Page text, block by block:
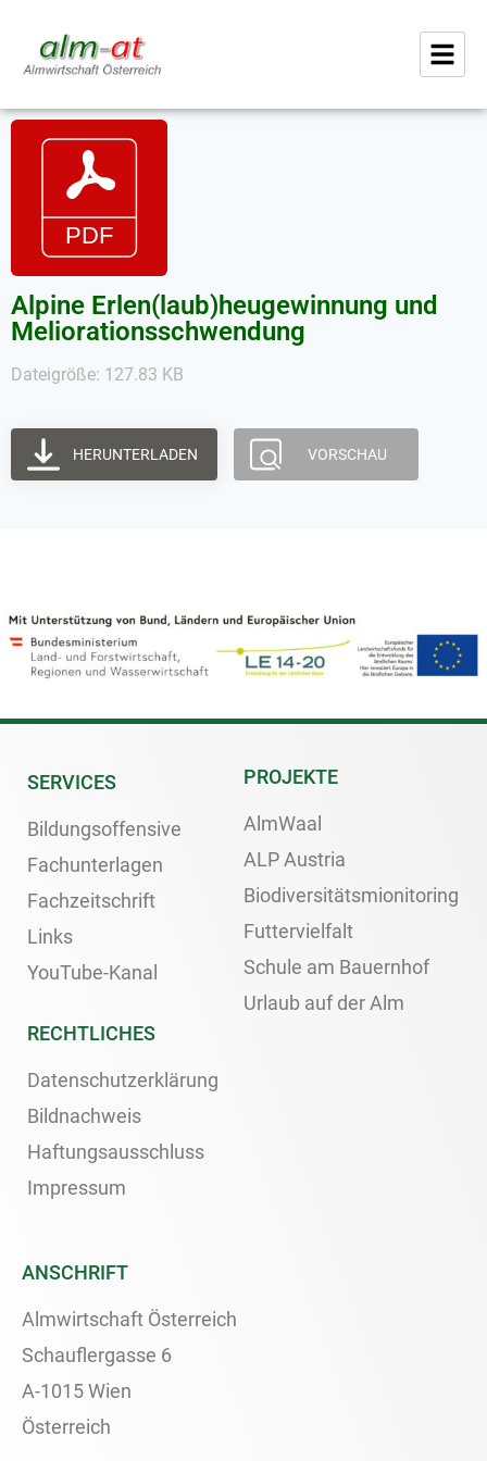
Alpine Erlen(laub)heugewinnung und
Meliorationsschwendung
Dateigröße: 127.83 KB
HERUNTERLADEN VORSCHAU
SERVICES
Bildungsoffensive
Fachunterlagen
Fachzeitschrift
Links
YouTube-Kanal
PROJEKTE
AlmWaal
ALP Austria
Biodiversitätsmionitoring
Futtervielfalt
Schule am Bauernhof
Urlaub auf der Alm
RECHTLICHES
Datenschutzerklärung
Bildnachweis
Haftungsausschluss
Impressum
ANSCHRIFT
Almwirtschaft Österreich
Schauflergasse 6
A-1015 Wien
Österreich